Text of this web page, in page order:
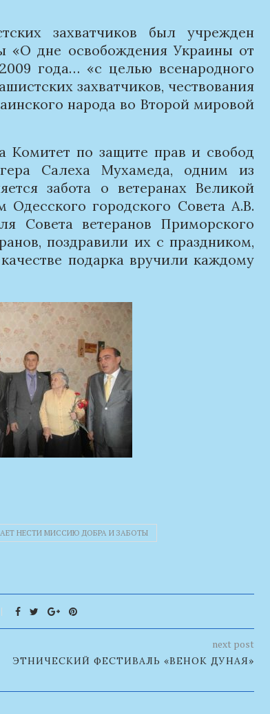
захватчиков был учрежден
«О дне освобождения Украины от
года… «с целью всенародного
захватчиков, чествования
народа во Второй мировой
Комитет по защите прав и свобод
Салеха Мухамеда, одним из
забота о ветеранах Великой
Одесского городского Совета А.В.
Совета ветеранов Приморского
поздравили их с праздником,
подарка вручили каждому
НЕСТИ МИССИЮ ДОБРА И ЗАБОТЫ
next post
ЭТНИЧЕСКИЙ ФЕСТИВАЛЬ «ВЕНОК ДУНАЯ»